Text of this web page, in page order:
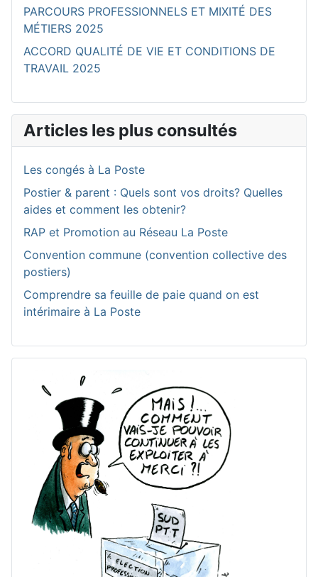
PARCOURS PROFESSIONNELS ET MIXITÉ DES
MÉTIERS 2025
ACCORD QUALITÉ DE VIE ET CONDITIONS DE
TRAVAIL 2025
Articles les plus consultés
Les congés à La Poste
Postier & parent : Quels sont vos droits? Quelles
aides et comment les obtenir?
RAP et Promotion au Réseau La Poste
Convention commune (convention collective des
postiers)
Comprendre sa feuille de paie quand on est
intérimaire à La Poste